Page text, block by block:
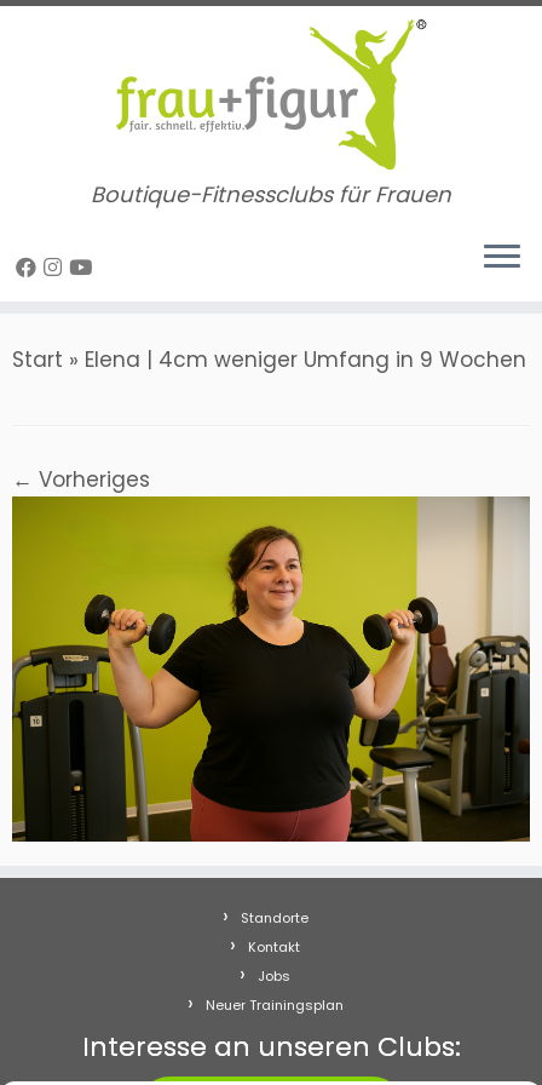
Zum
Boutique-Fitnessclubs für Frauen
Start » Elena | 4cm weniger Umfang in 9 Wochen
← Vorheriges
Standorte
Kontakt
Jobs
Neuer Trainingsplan
Interesse an unseren Clubs: